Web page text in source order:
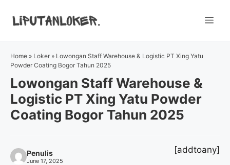
Home » Loker » Lowongan Staff Warehouse & Logistic PT Xing Yatu
Powder Coating Bogor Tahun 2025
Lowongan Staff Warehouse &
Logistic PT Xing Yatu Powder
Coating Bogor Tahun 2025
Penulis
June 17, 2025
[addtoany]